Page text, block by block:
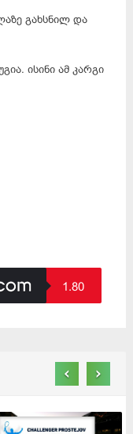
გახსნილ და
ისინი ამ კარგი
1.80
‹ ›